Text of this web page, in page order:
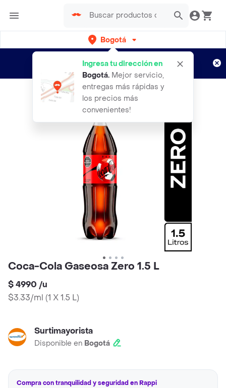
Bogotá
Ingresa tu dirección en
Bogotá. Mejor servicio,
entregas más rápidas y
los precios más
convenientes!
envíos gratis por semanas
Aplican TyC
Coca-Cola Gaseosa Zero 1.5 L
$ 4990 /u
$3.33/ml (1 X 1.5 L)
Surtimayorista
Disponible en Bogotá
Compra con tranquilidad y seguridad en Rappi